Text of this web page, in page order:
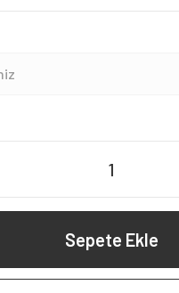
Sepete Ekle